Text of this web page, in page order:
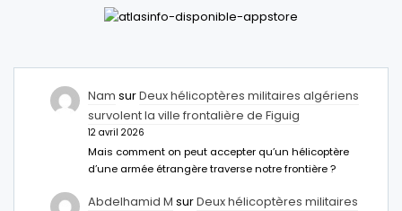
Nam surDeux hélicoptères militaires algériens
survolent la ville frontalière de Figuig
12 avril 2026
Mais comment on peut accepter qu’un hélicoptère
d’une armée étrangère traverse notre frontière ?
Abdelhamid M surDeux hélicoptères militaires